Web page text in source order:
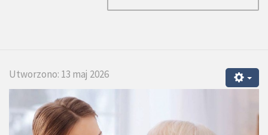
Utworzono: 13 maj 2026